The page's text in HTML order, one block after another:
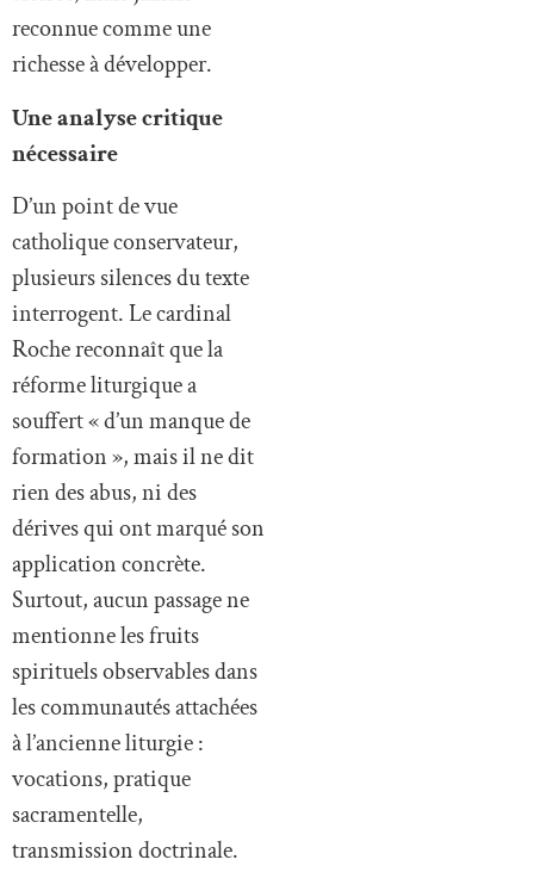
reconnue comme une
richesse à développer.
Une analyse critique
nécessaire
D’un point de vue
catholique conservateur,
plusieurs silences du texte
interrogent. Le cardinal
Roche reconnaît que la
réforme liturgique a
souffert « d’un manque de
formation », mais il ne dit
rien des abus, ni des
dérives qui ont marqué son
application concrète.
Surtout, aucun passage ne
mentionne les fruits
spirituels observables dans
les communautés attachées
à l’ancienne liturgie :
vocations, pratique
sacramentelle,
transmission doctrinale.